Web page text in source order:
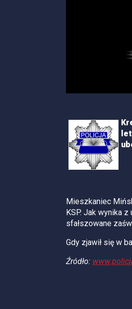
Mieszkaniec
KSP. Jak wynika
sfałszowane
Gdy zjawił się w
Źródło: